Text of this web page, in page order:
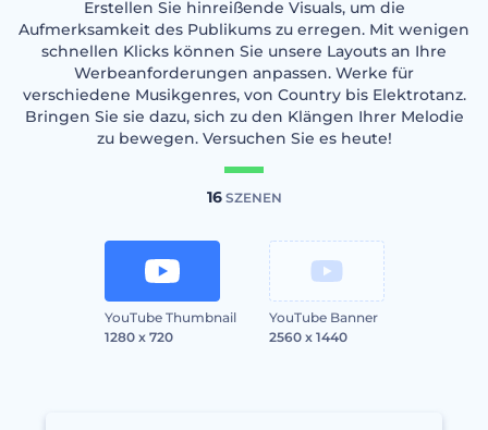
Erstellen Sie hinreißende Visuals, um die
Aufmerksamkeit des Publikums zu erregen. Mit wenigen
schnellen Klicks können Sie unsere Layouts an Ihre
Werbeanforderungen anpassen. Werke für
verschiedene Musikgenres, von Country bis Elektrotanz.
Bringen Sie sie dazu, sich zu den Klängen Ihrer Melodie
zu bewegen. Versuchen Sie es heute!
16SZENEN
YouTube Thumbnail
1280 x 720
YouTube Banner
2560 x 1440